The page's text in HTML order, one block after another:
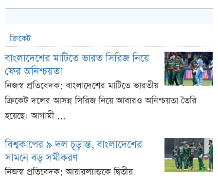
ক্রিকেট
বাংলাদেশের মাটিতে ভারত সিরিজ নিয়ে
ফের অনিশ্চয়তা
নিজস্ব প্রতিবেদক: বাংলাদেশের মাটিতে ভারতীয়
ক্রিকেট দলের আসন্ন সিরিজ নিয়ে আবারও অনিশ্চয়তা তৈরি
হয়েছে। আগামী ...
বিশ্বকাপের ৯ দল চূড়ান্ত, বাংলাদেশের
সামনে বড় সমীকরণ
নিজস্ব প্রতিবেদক: আয়ারল্যান্ডকে দ্বিতীয়